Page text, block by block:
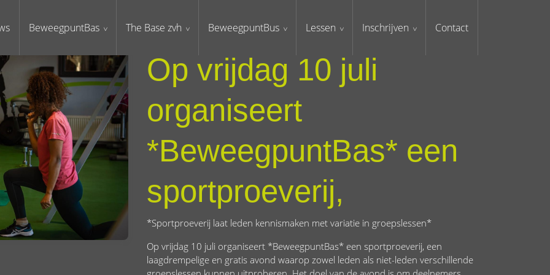
BeweegpuntBas The Base zvh BeweegpuntBus Lessen Inschrijven Contact
Op vrijdag 10 juli
organiseert
*BeweegpuntBas* een
sportproeverij,
*Sportproeverij laat leden kennismaken met variatie in groepslessen*
Op vrijdag 10 juli organiseert *BeweegpuntBas* een sportproeverij, een
laagdrempelige en gratis avond waarop zowel leden als niet-leden verschillende